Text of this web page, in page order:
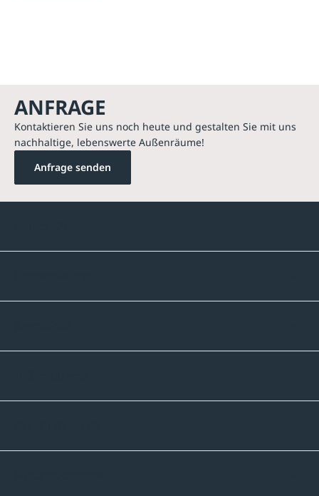
ANFRAGE
Kontaktieren Sie uns noch heute und gestalten Sie mit uns
nachhaltige, lebenswerte Außenräume!
Anfrage senden